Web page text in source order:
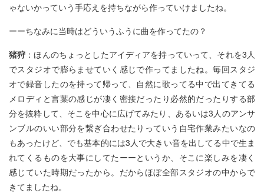
ゃないかっていう手応えを持ちながら作っていけましたね。
ーーちなみに当時はどういうふうに曲を作ってたの？
猪狩 ：ほんのちょっとしたアイディアを持っていって、それを3人
でスタジオで膨らませていく感じで作ってましたね。毎回スタジ
オで録音したのを持って帰って、自然に歌ってる中で出てきてる
メロディと言葉の感じが凄く密接だったり必然的だったりする部
分を抜粋して、そこを中心に広げてみたり、あるいは3人のアンサ
ンブルのいい部分を繋ぎ合わせたりっていう自宅作業みたいなの
もあったけど、でも基本的には3人で大きい音を出してる中で生ま
れてくるものを大事にしてたーーというか、そこに楽しみを凄く
感じていた時期だったから。だからほぼ全部スタジオの中からで
きてましたね。